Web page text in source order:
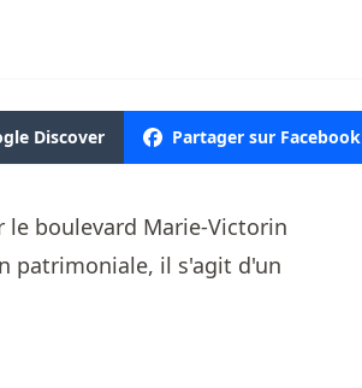
Discover Partager sur Facebook
le boulevard Marie-Victorin
patrimoniale, il s'agit d'un